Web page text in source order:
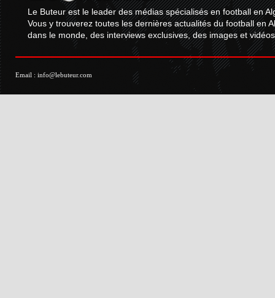
Le Buteur est le leader des médias spécialisés en football en
Vous y trouverez toutes les dernières actualités du football en
dans le monde, des interviews exclusives, des images et
Email : info@lebuteur.com